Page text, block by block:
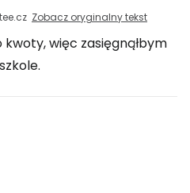
Zobacz oryginalny tekst
kwoty, więc zasięgnąłbym